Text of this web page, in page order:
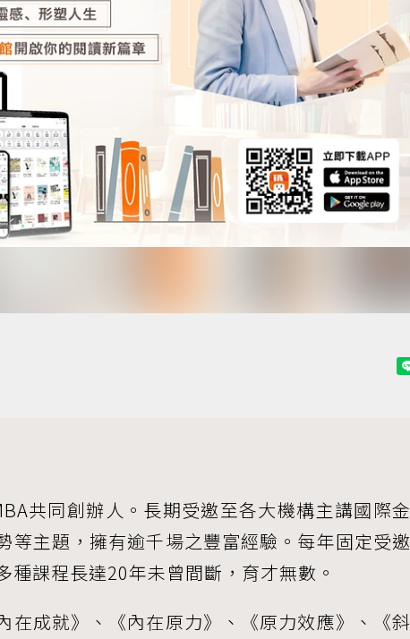
共同創辦人。長期受邀至各大機構主講國際金
等主題，擁有逾千場之豐富經驗。每年固定受邀
種課程長達20年未曾間斷，育才無數。
在成就》、《內在原力》、《原力效應》、《斜